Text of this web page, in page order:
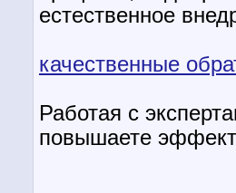
естественное
качественные
Работая с
повышаете